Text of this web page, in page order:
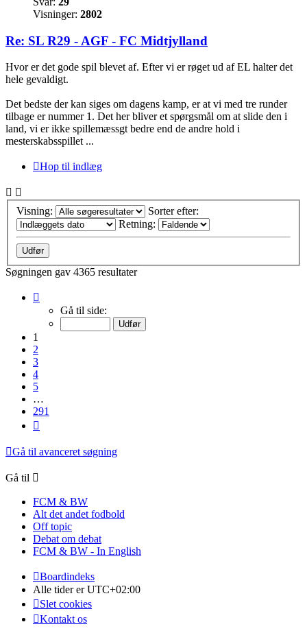
Visninger: 2802
Re: SL R29 - AGF - FC Midtjylland
Hvor er det gode spil blevet af. Efter vi er røget ud af EL halter det
hele gevaldigt.
Det bedste der kan siges om dagens kamp, er at vi med tre runder
tilbage er nummer 1. Det her bliver et spørgsmål om at slide den i
land, vi er ikke spillemæssgt bedre end de andre hold i
mesterskabsspillet ...
Hop til indlæg
Visning:
Sorter efter:
Retning:
Søgningen gav 4365 resultater
Gå til side:
1
2
3
4
5
…
291
Gå til avanceret søgning
Gå til
FCM & BW
Alt det andet fodbold
Off topic
Debat om debat
FCM & BW - In English
Boardindeks
Alle tider erUTC+02:00
Slet cookies
Kontakt os